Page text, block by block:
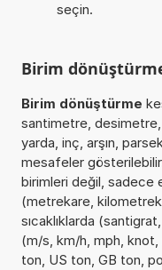
seçin.
Birim
Birim dönüştürme
santimetre,
yarda, inç, arşın,
mesafeler
birimleri değil, sadece
(metrekare,
sıcaklıklarda
(m/s, km/h, mph, knot,
ton, US ton, GB ton,